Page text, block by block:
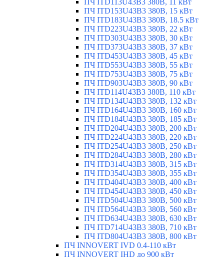
ПЧ ITD113U43B3 380В, 11 кВт
ПЧ ITD153U43B3 380В, 15 кВт
ПЧ ITD183U43B3 380В, 18.5 кВт
ПЧ ITD223U43B3 380В, 22 кВт
ПЧ ITD303U43B3 380В, 30 кВт
ПЧ ITD373U43B3 380В, 37 кВт
ПЧ ITD453U43B3 380В, 45 кВт
ПЧ ITD553U43B3 380В, 55 кВт
ПЧ ITD753U43B3 380В, 75 кВт
ПЧ ITD903U43B3 380В, 90 кВт
ПЧ ITD114U43B3 380В, 110 кВт
ПЧ ITD134U43B3 380В, 132 кВт
ПЧ ITD164U43B3 380В, 160 кВт
ПЧ ITD184U43B3 380В, 185 кВт
ПЧ ITD204U43B3 380В, 200 кВт
ПЧ ITD224U43B3 380В, 220 кВт
ПЧ ITD254U43B3 380В, 250 кВт
ПЧ ITD284U43B3 380В, 280 кВт
ПЧ ITD314U43B3 380В, 315 кВт
ПЧ ITD354U43B3 380В, 355 кВт
ПЧ ITD404U43B3 380В, 400 кВт
ПЧ ITD454U43B3 380В, 450 кВт
ПЧ ITD504U43B3 380В, 500 кВт
ПЧ ITD564U43B3 380В, 560 кВт
ПЧ ITD634U43B3 380В, 630 кВт
ПЧ ITD714U43B3 380В, 710 кВт
ПЧ ITD804U43B3 380В, 800 кВт
ПЧ INNOVERT IVD 0.4-110 кВт
ПЧ INNOVERT IHD до 900 кВт